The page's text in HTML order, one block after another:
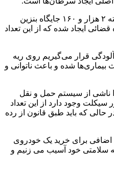
وی خاطرنشان کرد: در سال گذشته ۲ هزار و ۱۶۰ جایگاه بنزین
کردند و ۲۷۴ پرونده قضائی ایجاد شده که از این تعداد
قرار می‌گیریم روی ریه
شده و باعث ناتوانی و
هوا ناشی از سیستم حمل و نقل
میلیون موتور سیکلت وجود دارد از این تعداد
در حالی که باید طبق قانون از رده
برای خرید یک خودروی
سلامتی خود آسیب می زنیم و